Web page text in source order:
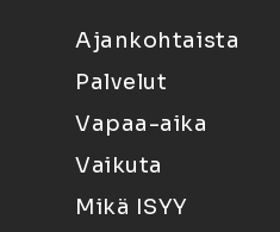
Ajankohtaista
Palvelut
Vapaa-aika
Vaikuta
Mikä ISYY